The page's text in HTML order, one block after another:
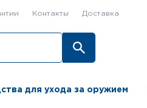
Контакты Доставка
для ухода за оружием